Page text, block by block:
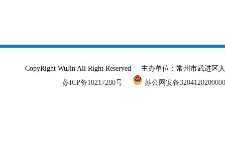
CopyRight WuJin All Right Reserved 主办单位：常州市武进
苏ICP备10217280号
苏公网安备